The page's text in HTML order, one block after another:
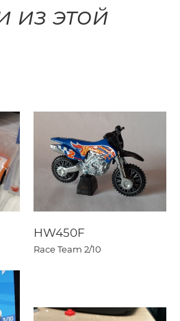
этой
HW450F
Race Team 2/10